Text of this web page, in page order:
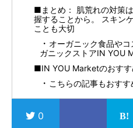
■まとめ： 肌荒れの対策
握することから。 スキン
ことも大切
オーガニック食品や
ガニックストアIN YOU
■IN YOU Marketのおすす
こちらの記事もおすす
0